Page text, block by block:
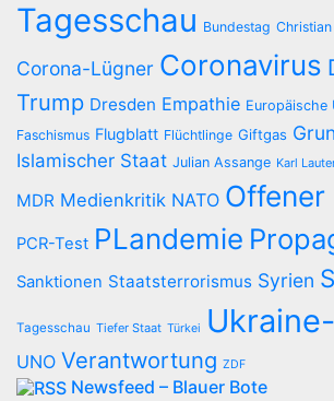
Tagesschau Bundestag
Corona-Lügner Coronavirus
Trump Dresden Empathie Europäische
Faschismus Flugblatt Flüchtlinge Giftgas
Islamischer Staat Julian Assange Karl
MDR Medienkritik NATO Offener
PCR-Test PLandemie
Sanktionen Staatsterrorismus Syrien
Tagesschau Tiefer Staat Türkei
UNO Verantwortung ZDF
Newsfeed – Blauer Bote